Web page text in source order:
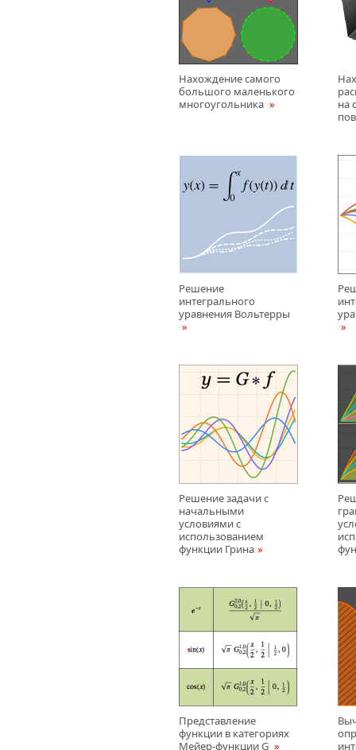
Нахождение самого
большого маленького
многоугольника
на
Решение
интегрального
уравнения Вольтерры
Решение задачи с
начальными
условиями с
использованием
функции Грина
Представление
функции в категориях
Мейер-функции G